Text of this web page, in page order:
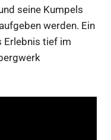
seine Kumpels
werden. Ein
Erlebnis tief im